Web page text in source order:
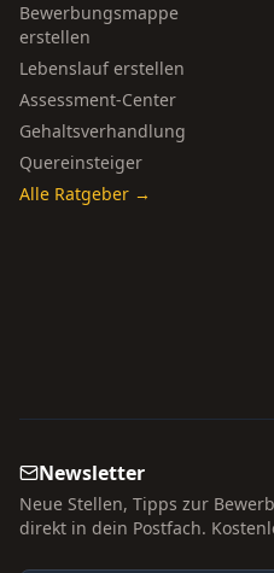
Bewerbungsmappe
erstellen
Lebenslauf erstellen
Assessment-Center
Gehaltsverhandlung
Quereinsteiger
Alle Ratgeber →
Newsletter
Neue Stellen, Tipps zur
direkt in dein Postfach.